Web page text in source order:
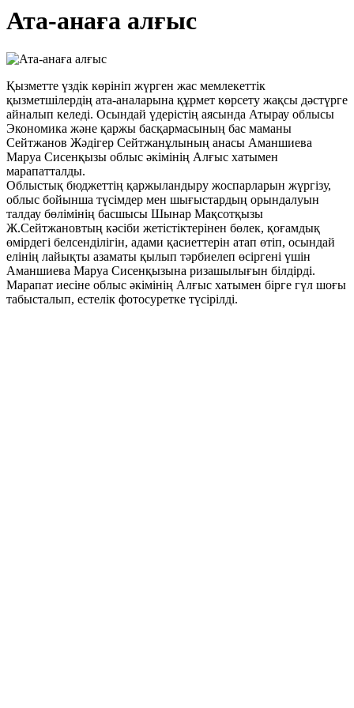
Ата-анаға алғыс
Қызметте үздік көрініп жүрген жас мемлекеттік
қызметшілердің ата-аналарына құрмет көрсету жақсы дәстүрге
айналып келеді. Осындай үдерістің аясында Атырау облысы
Экономика және қаржы басқармасының бас маманы
Сейтжанов Жәдігер Сейтжанұлының анасы Аманшиева
Маруа Сисенқызы облыс әкімінің Алғыс хатымен
марапатталды.
Облыстық бюджеттің қаржыландыру жоспарларын жүргізу,
облыс бойынша түсімдер мен шығыстардың орындалуын
талдау бөлімінің басшысы Шынар Мақсотқызы
Ж.Сейтжановтың кәсіби жетістіктерінен бөлек, қоғамдық
өмірдегі белсенділігін, адами қасиеттерін атап өтіп, осындай
елінің лайықты азаматы қылып тәрбиелеп өсіргені үшін
Аманшиева Маруа Сисенқызына ризашылығын білдірді.
Марапат иесіне облыс әкімінің Алғыс хатымен бірге гүл шоғы
табысталып, естелік фотосуретке түсірілді.